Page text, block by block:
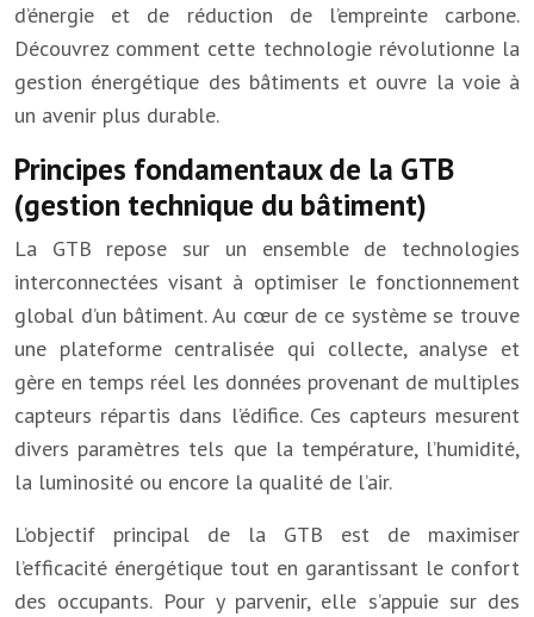
d’énergie et de réduction de l’empreinte carbone.
Découvrez comment cette technologie révolutionne la
gestion énergétique des bâtiments et ouvre la voie à
un avenir plus durable.
Principes fondamentaux de la GTB
(gestion technique du bâtiment)
La GTB repose sur un ensemble de technologies
interconnectées visant à optimiser le fonctionnement
global d’un bâtiment. Au cœur de ce système se trouve
une plateforme centralisée qui collecte, analyse et
gère en temps réel les données provenant de multiples
capteurs répartis dans l’édifice. Ces capteurs mesurent
divers paramètres tels que la température, l’humidité,
la luminosité ou encore la qualité de l’air.
L’objectif principal de la GTB est de maximiser
l’efficacité énergétique tout en garantissant le confort
des occupants. Pour y parvenir, elle s’appuie sur des